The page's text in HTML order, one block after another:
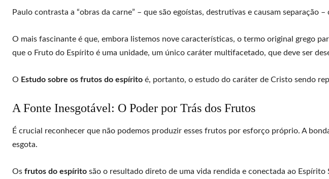
Paulo contrasta a “obras da carne” – que são egoístas, destrutivas e causam separação
O mais fascinante é que, embora listemos nove características, o termo original grego
que o Fruto do Espírito é uma unidade, um único caráter multifacetado, que deve ser
O Estudo sobre os frutos do espírito é, portanto, o estudo do caráter de Cristo sendo
A Fonte Inesgotável: O Poder por Trás dos Frutos
É crucial reconhecer que não podemos produzir esses frutos por esforço próprio. A
esgota.
Os frutos do espírito são o resultado direto de uma vida rendida e conectada ao Espírito